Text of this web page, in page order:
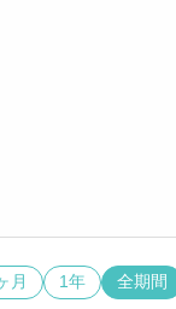
月 1年 全期間